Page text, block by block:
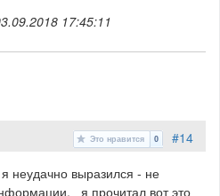
17:45:11
#14
Это нравится 0
неудачно выразился - не
я прочитал вот это